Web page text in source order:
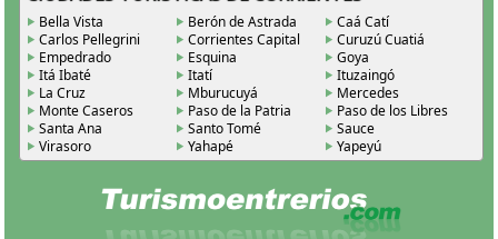
Bella Vista Berón de Astrada
Caá Catí
Carlos Pellegrini
Corrientes Capital
Curuzú Cuatiá
Empedrado
Esquina
Goya
Itá Ibaté
Itatí
Ituzaingó
La Cruz
Mburucuyá
Mercedes
Monte Caseros
Paso de la Patria
Paso de los Libres
Santa Ana
Santo Tomé
Sauce
Virasoro
Yahapé Yapeyú